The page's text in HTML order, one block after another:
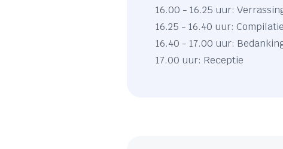
16.00 - 16.25 uur:
16.25 - 16.40 uur:
16.40 - 17.00 uur:
17.00 uur: Receptie